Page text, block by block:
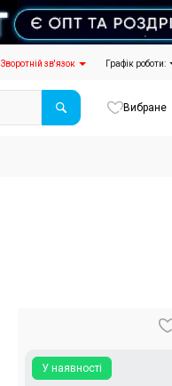
Зворотній зв'язок Графік роботи:
Вибране
У наявності